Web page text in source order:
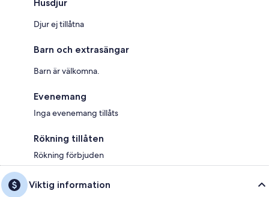
Husdjur
Djur ej tillåtna
Barn och extrasängar
Barn är välkomna.
Evenemang
Inga evenemang tillåts
Rökning tillåten
Rökning förbjuden
Viktig information